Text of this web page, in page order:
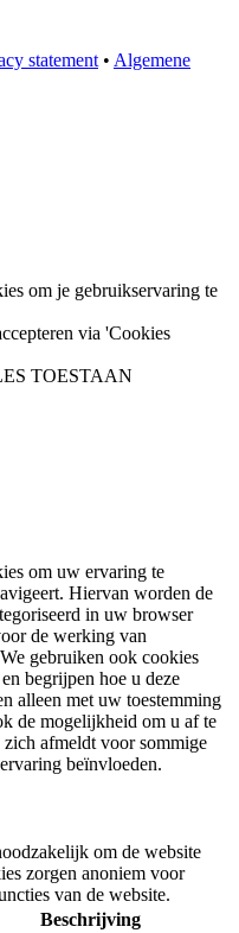
statement• Algemene
om je gebruikservaring te
via 'Cookies
TOESTAAN
om uw ervaring te
Hiervan worden de
in uw browser
de werking van
gebruiken ook cookies
begrijpen hoe u deze
alleen met uw toestemming
de mogelijkheid om u af te
afmeldt voor sommige
beïnvloeden.
om de website
zorgen anoniem voor
van de website.
Beschrijving